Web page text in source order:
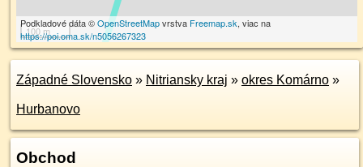
100 m
Podkladové dáta ©OpenStreetMapvrstva Freemap.sk, viac na
https://poi.oma.sk/n5056267323
Západné Slovensko » Nitriansky kraj » okres Komárno »
Hurbanovo
Obchod